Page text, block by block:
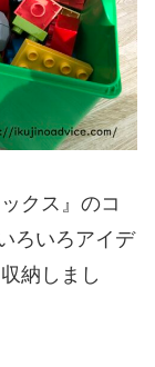
クス』のコ
ろいろアイデ
納しまし